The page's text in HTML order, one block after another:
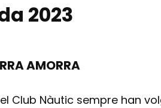
2023
AMORRA
el Club Nàutic sempre han